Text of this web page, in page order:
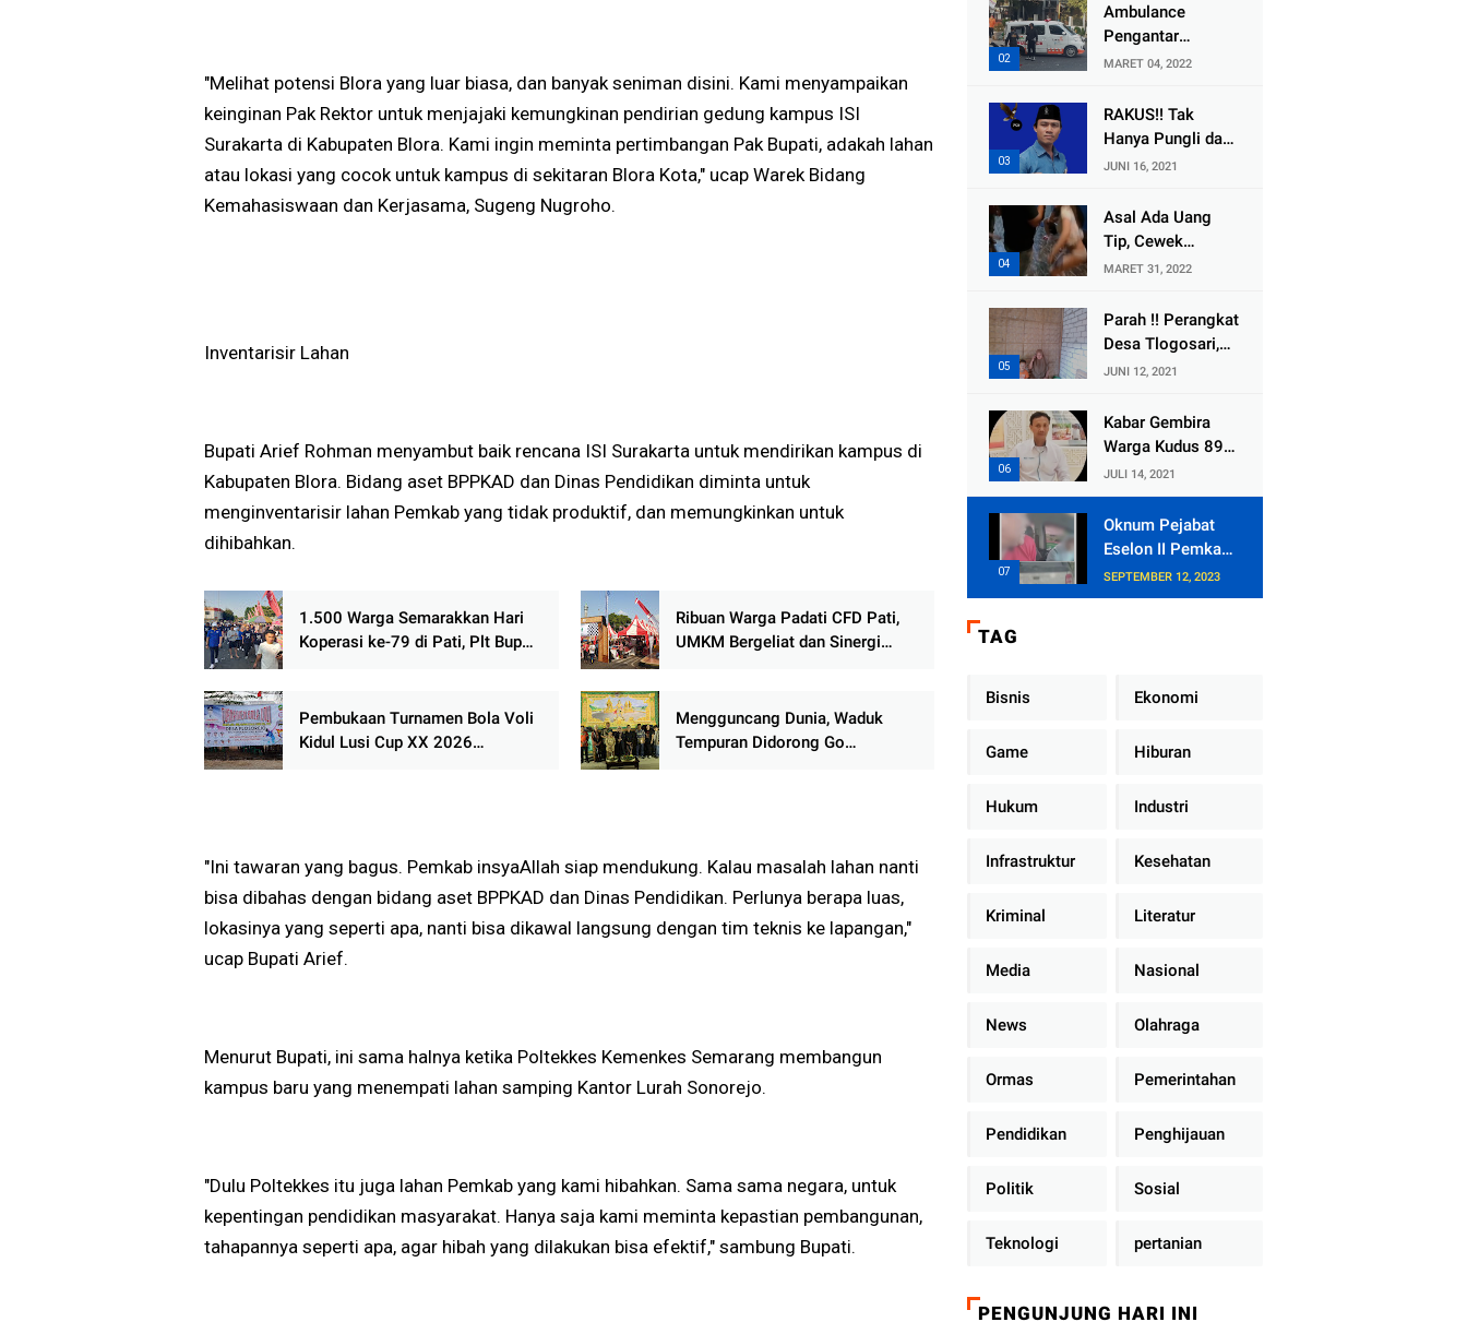
"Melihat potensi Blora yang luar biasa, dan banyak seniman disini. Kami menyampaikan
keinginan Pak Rektor untuk menjajaki kemungkinan pendirian gedung kampus ISI
Surakarta di Kabupaten Blora. Kami ingin meminta pertimbangan Pak Bupati, adakah lahan
atau lokasi yang cocok untuk kampus di sekitaran Blora Kota," ucap Warek Bidang
Kemahasiswaan dan Kerjasama, Sugeng Nugroho.
Inventarisir Lahan
Bupati Arief Rohman menyambut baik rencana ISI Surakarta untuk mendirikan kampus di
Kabupaten Blora. Bidang aset BPPKAD dan Dinas Pendidikan diminta untuk
menginventarisir lahan Pemkab yang tidak produktif, dan memungkinkan untuk
dihibahkan.
1.500 Warga Semarakkan Hari
Koperasi ke-79 di Pati, Plt Bupati
Ribuan Warga Padati CFD Pati,
UMKM Bergeliat dan Sinergi
Pembukaan Turnamen Bola Voli
Kidul Lusi Cup XX 2026
Mengguncang Dunia, Waduk
Tempuran Didorong Go
"Ini tawaran yang bagus. Pemkab insyaAllah siap mendukung. Kalau masalah lahan nanti
bisa dibahas dengan bidang aset BPPKAD dan Dinas Pendidikan. Perlunya berapa luas,
lokasinya yang seperti apa, nanti bisa dikawal langsung dengan tim teknis ke lapangan,"
ucap Bupati Arief.
Menurut Bupati, ini sama halnya ketika Poltekkes Kemenkes Semarang membangun
kampus baru yang menempati lahan samping Kantor Lurah Sonorejo.
"Dulu Poltekkes itu juga lahan Pemkab yang kami hibahkan. Sama sama negara, untuk
kepentingan pendidikan masyarakat. Hanya saja kami meminta kepastian pembangunan,
tahapannya seperti apa, agar hibah yang dilakukan bisa efektif," sambung Bupati.
Ambulance
Pengantar
Jenazah Kepala
Mengalami
Kecelakaan
MARET 04, 2022
RAKUS!! Tak
Hanya Pungli dan
Dana Bedah
Diembat, ,
Perangkat Desa
Selewengkan
Bantuan Mushola
JUNI 16, 2021
Asal Ada Uang
Tip, Cewek
Pemandu Karaoke
Bersedia Bugil
MARET 31, 2022
Parah !! Perangkat
Desa Tlogosari,
Kecamatan
Embat Dana Bedah
Rumah dari
JUNI 12, 2021
Kabar Gembira
Warga Kudus 89
Persen RT di
Kudus Zona Hijau
JULI 14, 2021
Oknum Pejabat
Eselon II Pemkab
Lampung Utara
Asik Ngobrol
Dinas
SEPTEMBER 12, 2023
TAG
Bisnis Ekonomi
Game Hiburan
Hukum Industri
Infrastruktur Kesehatan
Kriminal Literatur
Media Nasional
News Olahraga
Ormas Pemerintahan
Pendidikan Penghijauan
Politik Sosial
Teknologi pertanian
PENGUNJUNG HARI INI